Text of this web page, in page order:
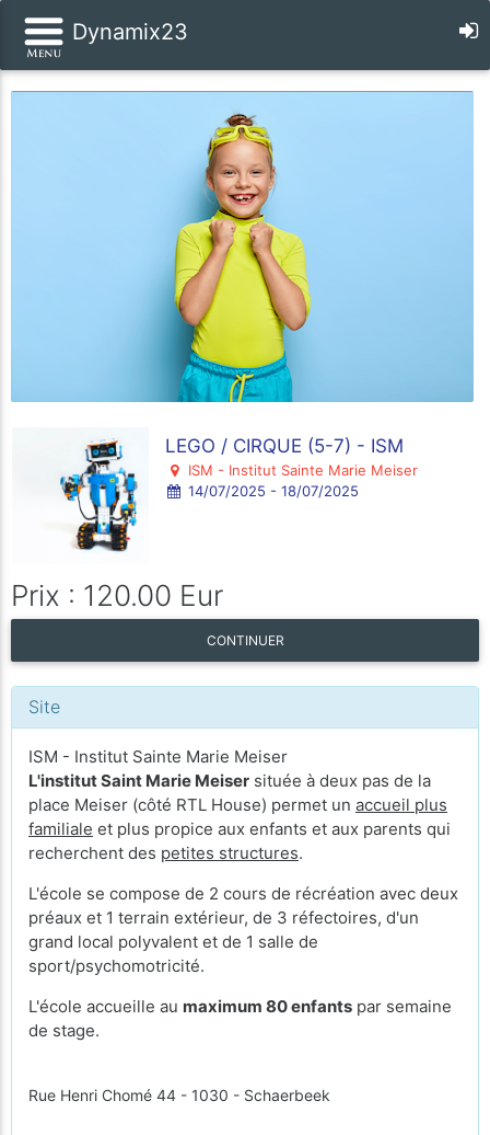
Dynamix23
LEGO / CIRQUE (5-7) - ISM
ISM - Institut Sainte Marie Meiser
14/07/2025 - 18/07/2025
Prix : 120.00 Eur
CONTINUER
Site
ISM - Institut Sainte Marie Meiser
L'institut Saint Marie Meiser située à deux pas de la
place Meiser (côté RTL House) permet un accueil plus
familiale et plus propice aux enfants et aux parents qui
recherchent des petites structures.
L'école se compose de 2 cours de récréation avec deux
préaux et 1 terrain extérieur, de 3 réfectoires, d'un
grand local polyvalent et de 1 salle de
sport/psychomotricité.
L'école accueille au maximum 80 enfants par semaine
de stage.
Rue Henri Chomé 44 - 1030 - Schaerbeek